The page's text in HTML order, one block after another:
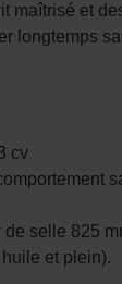
maîtrisé et
longtemps
cv
de selle 825
et plein).